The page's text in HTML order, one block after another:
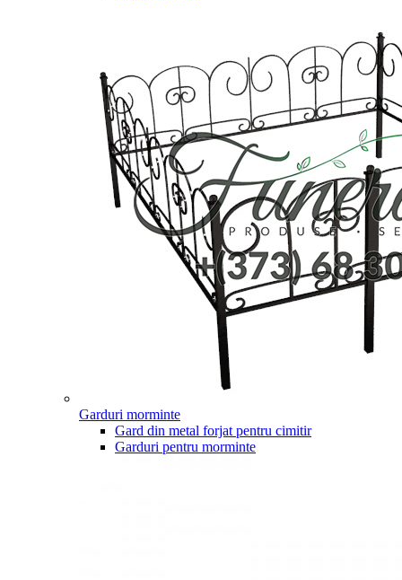
Garduri morminte
Gard din metal forjat pentru cimitir
Garduri pentru morminte